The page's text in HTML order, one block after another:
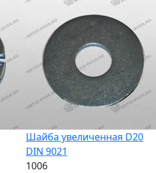
Шайба увеличенная D20
DIN 9021
1006